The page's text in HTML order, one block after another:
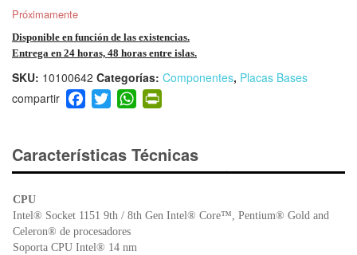
Próximamente
Disponible en función de las existencias.
Entrega en 24 horas, 48 horas entre islas.
SKU: 10100642 Categorías: Componentes, Placas Bases
F
a
e
b
o
k
T
wi
er
W
h
s
A
p
ri
e
dl
Características Técnicas
CPU
Intel® Socket 1151 9th / 8th Gen Intel® Core™, Pentium® Gold and
Celeron® de procesadores
Soporta CPU Intel® 14 nm